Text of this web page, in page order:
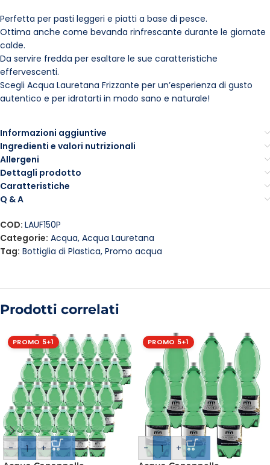
Perfetta per pasti leggeri e piatti a base di pesce.
Ottima anche come bevanda rinfrescante durante le giornate
calde.
Da servire fredda per esaltare le sue caratteristiche
effervescenti.
Scegli Acqua Lauretana Frizzante per un’esperienza di gusto
autentico e per idratarti in modo sano e naturale!
Informazioni aggiuntive
Ingredienti e valori nutrizionali
Allergeni
Dettagli prodotto
Caratteristiche
Q & A
COD: LAUF150P
Categorie: Acqua, Acqua Lauretana
Tag: Bottiglia di Plastica, Promo acqua
Prodotti correlati
PROMO 5+1
- +
PROMO 5+1
- +